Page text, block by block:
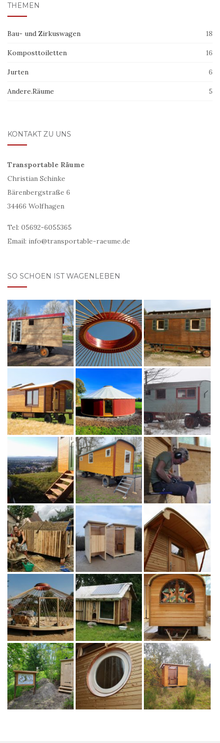
THEMEN
Bau- und Zirkuswagen 18
Komposttoiletten 16
Jurten 6
Andere.Räume 5
KONTAKT ZU UNS
Transportable Räume
Christian Schinke
Bärenbergstraße 6
34466 Wolfhagen
Tel: 05692-6055365
Email: info@transportable-raeume.de
SO SCHOEN IST WAGENLEBEN